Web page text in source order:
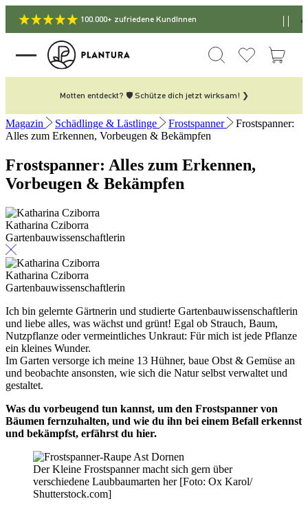
100.000+ zufriedene KundInnen
Motten entdeckt? 🛡️ Schütze dich jetzt wirksam! ❯
Magazin Schädlinge & Lästlinge Frostspanner
Frostspanner:
Alles zum Erkennen, Vorbeugen & Bekämpfen
Frostspanner: Alles zum Erkennen,
Vorbeugen & Bekämpfen
Katharina Cziborra
Gartenbauwissenschaftlerin
Katharina Cziborra
Gartenbauwissenschaftlerin
Ich bin gelernte Gärtnerin und studierte Gartenbauwissenschaftlerin
und liebe alles, was wächst und grünt! Egal ob Strauch, Baum,
Nutzpflanze oder vermeintliches Unkraut: Für mich ist jede Pflanze
ein kleines Wunder.
Im Garten versorge ich meine 13 Hühner, baue Obst & Gemüse an
und beobachte ansonsten, wie sich die Natur selbst verwaltet und
gestaltet.
Was du vorbeugend tun kannst, um den Frostspanner von
Bäumen fernzuhalten, und wie du ihn bei einem Befall erkennst
und bekämpfst, erfährst du hier.
Der Kleine Frostspanner macht sich gern über
verschiedene Laubbaumarten her [Foto: Ox Karol/
Shutterstock.com]